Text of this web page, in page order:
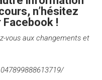
n’hésitez
!
vous aux changements et